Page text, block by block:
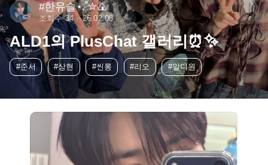
#한유슬⋆.˚✮🍙
조회수 34 26.02.08
ALD1의 PlusChat 갤러리⏰✨
#준서 #상현 #씬롱 #리오 #알디원